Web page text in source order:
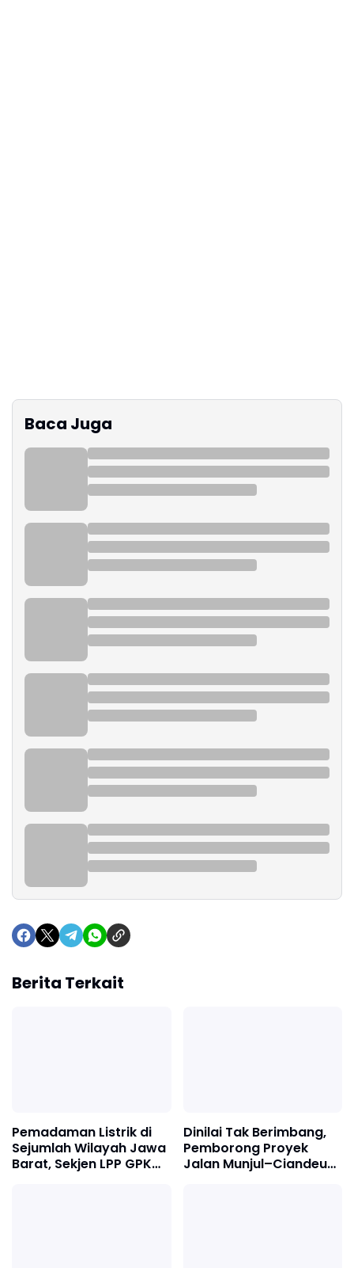
Baca Juga
Berita Terkait
Pemadaman Listrik di
Sejumlah Wilayah Jawa
Barat, Sekjen LPP GPK
Dinilai Tak Berimbang,
Pemborong Proyek
Jalan Munjul–Ciandeu